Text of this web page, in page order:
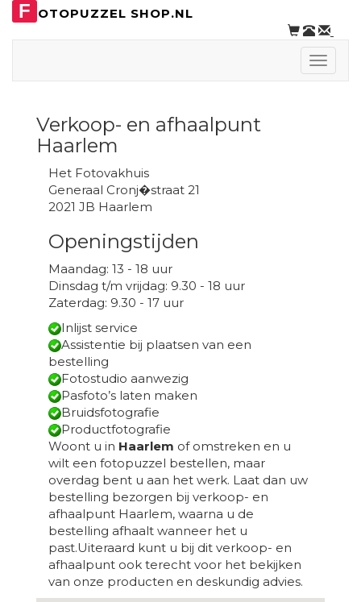
F OTOPUZZEL SHOP.NL
Toggle
Verkoop- en afhaalpunt
Haarlem
Het Fotovakhuis
Generaal Cronj�straat 21
2021 JB Haarlem
Openingstijden
Maandag: 13 - 18 uur
Dinsdag t/m vrijdag: 9.30 - 18 uur
Zaterdag: 9.30 - 17 uur
Inlijst service
Assistentie bij plaatsen van een
bestelling
Fotostudio aanwezig
Pasfoto’s laten maken
Bruidsfotografie
Productfotografie
Woont u in Haarlem of omstreken en u
wilt een fotopuzzel bestellen, maar
overdag bent u aan het werk. Laat dan uw
bestelling bezorgen bij verkoop- en
afhaalpunt Haarlem, waarna u de
bestelling afhaalt wanneer het u
past.Uiteraard kunt u bij dit verkoop- en
afhaalpunt ook terecht voor het bekijken
van onze producten en deskundig advies.